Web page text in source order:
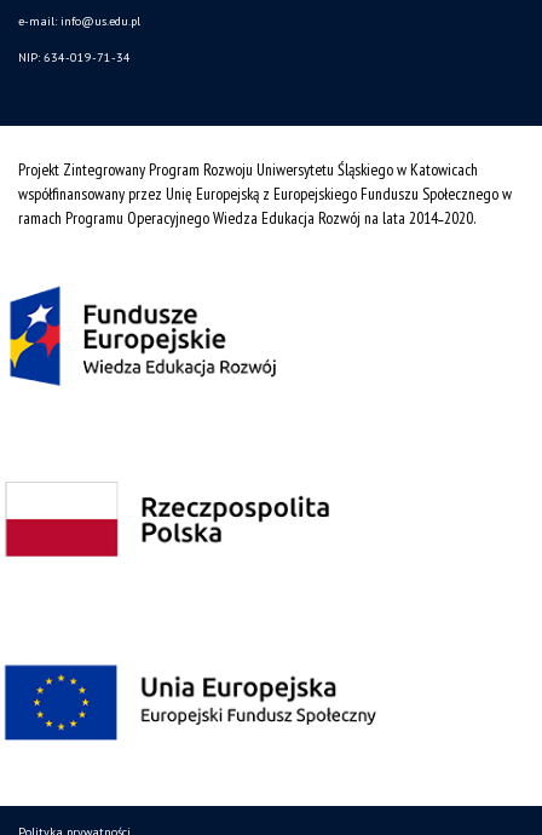
e-mail: info@us.edu.pl
NIP: 634-019-71-34
Projekt Zintegrowany Program Rozwoju Uniwersytetu Śląskiego w Katowicach
współfinansowany przez Unię Europejską z Europejskiego Funduszu Społecznego w
ramach Programu Operacyjnego Wiedza Edukacja Rozwój na lata 2014˗2020.